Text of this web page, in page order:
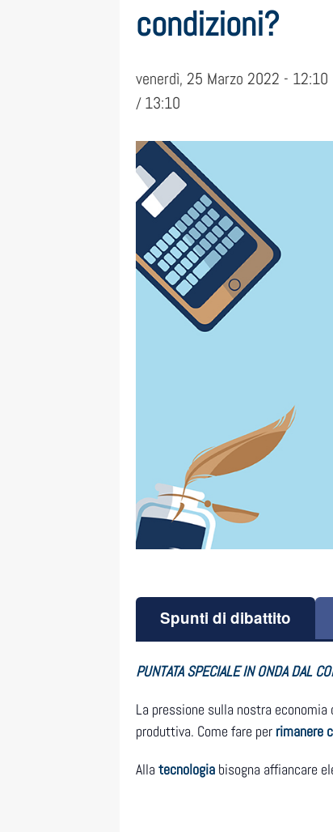
condizioni?
venerdì, 25 Marzo 2022 - 12:10
/ 13:10
Spunti di dibattito
PUNTATA SPECIALE IN ONDA DAL
La pressione sulla nostra
produttiva. Come fare per rimanere
Alla tecnologia bisogna affiancare